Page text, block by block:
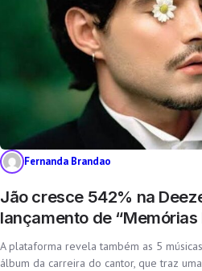
Fernanda Brandao
Jão cresce 542% na
lançamento de “Memórias
A plataforma revela também as 5
álbum da carreira do cantor, que traz